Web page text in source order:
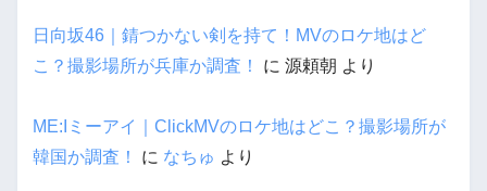
日向坂46｜錆つかない剣を持て！MVのロケ地はど
こ？撮影場所が兵庫か調査！
に 源頼朝 より
ME:Iミーアイ｜ClickMVのロケ地はどこ？撮影場所が
韓国か調査！
に なちゅ より